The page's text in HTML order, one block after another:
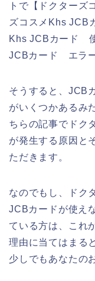
トで【ドクターズ
ズコスメKhs JCB
Khs JCBカード
JCBカード エラー
そうすると、JCB
がいくつかあるみ
ちらの記事でドク
が発生する原因と
ただきます。
なのでもし、ドク
JCBカードが使え
ている方は、これ
理由に当てはまる
少しでもあなたの